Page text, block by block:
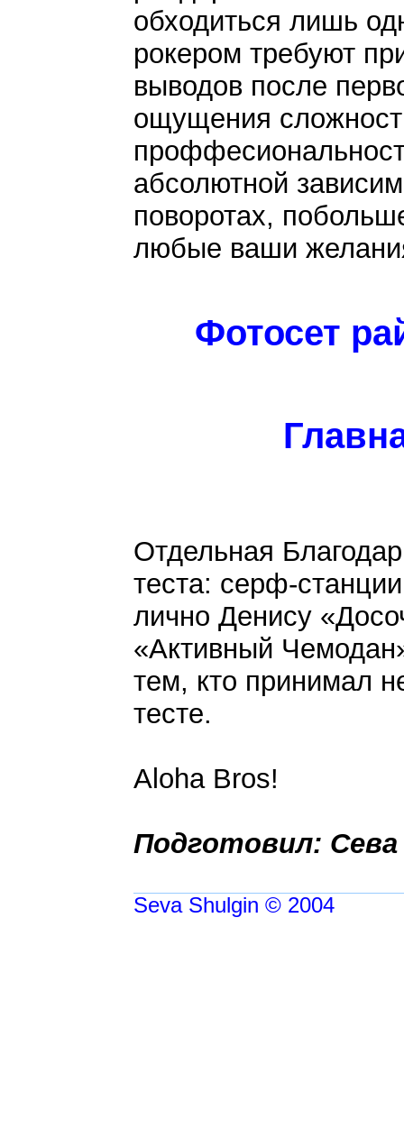
обходиться лишь
рокером требуют
выводов после
ощущения
абсолютной
поворотах,
любые ваши
Фотосет
Отдельная
теста: серф-
лично Денису
«Активный
тем, кто принимал
тесте.
Aloha Bros!
Подготовил:
Seva Shulgin © 2004